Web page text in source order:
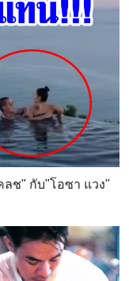
ลช" กับ"โอซา แวง"